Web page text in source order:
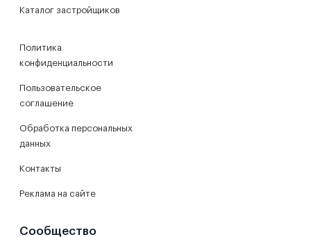
Каталог застройщиков
Политика
конфиденциальности
Пользовательское
соглашение
Обработка персональных
данных
Контакты
Реклама на сайте
Сообщество